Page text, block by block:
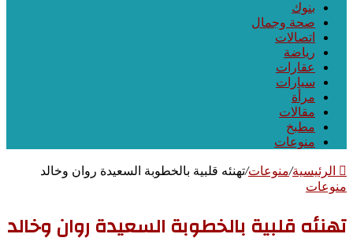
بنوك
صحة وجمال
اتصالات
رياضة
عقارات
سيارات
مرأة
مقالات
مطبخ
منوعات
الرئيسية/منوعات/تهنئه قلبية بالخطوبة السعيدة روان وخالد
منوعات
تهنئه قلبية بالخطوبة السعيدة روان وخالد